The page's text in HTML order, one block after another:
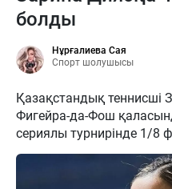
болды
Нұрғалиева Сая
Спорт шолушысы
Қазақстандық теннисші
Фигейра-да-Фош
сериялы турнирінде 1/8